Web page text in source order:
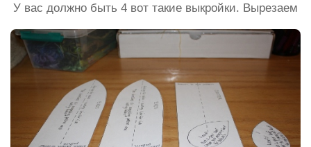
У вас должно быть 4 вот такие выкройки. Вырезаем